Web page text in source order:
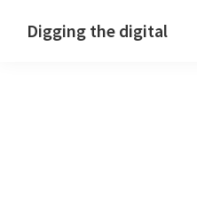
Digging the digital